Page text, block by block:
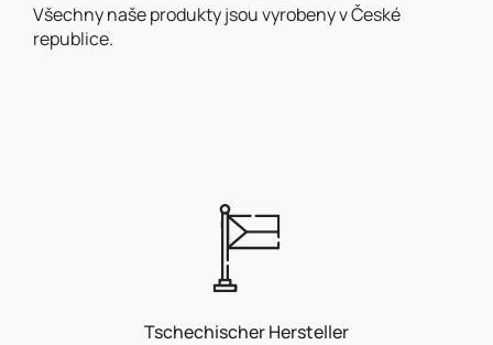
Všechny naše produkty jsou vyrobeny v České
republice.
Tschechischer Hersteller